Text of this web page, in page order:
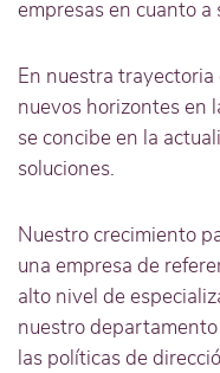
empresas en cuanto
En nuestra
nuevos horizontes en
se concibe en la
soluciones.
Nuestro crecimiento
una empresa de
alto nivel de
nuestro
las políticas de